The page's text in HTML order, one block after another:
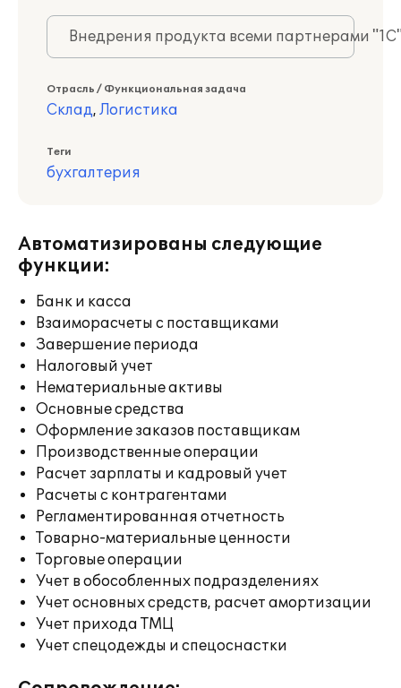
Внедрения продукта всеми партнерами
Отрасль / Функциональная задача
Склад, Логистика
Теги
бухгалтерия
Автоматизированы следующие
функции:
Банк и касса
Взаиморасчеты с поставщиками
Завершение периода
Налоговый учет
Нематериальные активы
Основные средства
Оформление заказов поставщикам
Производственные операции
Расчет зарплаты и кадровый учет
Расчеты с контрагентами
Регламентированная отчетность
Товарно-материальные ценности
Торговые операции
Учет в обособленных подразделениях
Учет основных средств, расчет амортизации
Учет прихода ТМЦ
Учет спецодежды и спецоснастки